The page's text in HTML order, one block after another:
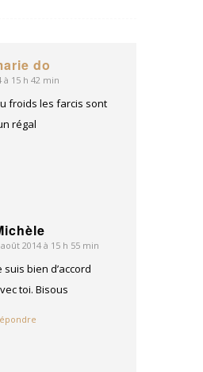
do
à 15 h 42 min
froids les farcis sont
régal
dit
août 2014 à 15 h 55 min
suis bien d’accord
toi. Bisous